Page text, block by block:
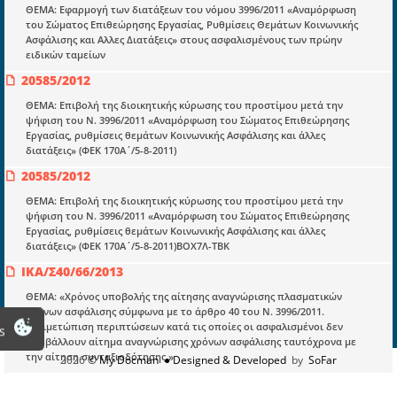
ΘΕΜΑ: Εφαρμογή των διατάξεων του νόμου 3996/2011 «Αναμόρφωση
του Σώματος Επιθεώρησης Εργασίας, Ρυθμίσεις Θεμάτων Κοινωνικής
Ασφάλισης και Αλλες Διατάξεις» στους ασφαλισμένους των πρώην
ειδικών ταμείων
20585/2012
ΘΕΜΑ: Επιβολή της διοικητικής κύρωσης του προστίμου μετά την
ψήφιση του Ν. 3996/2011 «Αναμόρφωση του Σώματος Επιθεώρησης
Εργασίας, ρυθμίσεις θεμάτων Κοινωνικής Ασφάλισης και άλλες
διατάξεις» (ΦΕΚ 170Α΄/5-8-2011)
20585/2012
ΘΕΜΑ: Επιβολή της διοικητικής κύρωσης του προστίμου μετά την
ψήφιση του Ν. 3996/2011 «Αναμόρφωση του Σώματος Επιθεώρησης
Εργασίας, ρυθμίσεις θεμάτων Κοινωνικής Ασφάλισης και άλλες
διατάξεις» (ΦΕΚ 170Α΄/5-8-2011)ΒΟΧ7Λ-ΤΒΚ
ΙΚΑ/Σ40/66/2013
ΘΕΜΑ: «Χρόνος υποβολής της αίτησης αναγνώρισης πλασματικών
χρόνων ασφάλισης σύμφωνα με το άρθρο 40 του Ν. 3996/2011.
Αντιμετώπιση περιπτώσεων κατά τις οποίες οι ασφαλισμένοι δεν
υποβάλλουν αίτημα αναγνώρισης χρόνων ασφάλισης ταυτόχρονα με
την αίτηση συνταξιοδότησης.»
Νόμοι και προεδρικά διατάγματα
Υπουργικές αποφάσεις
Πληροφορίες
Είσοδος
Εγγραφή
Οδηγίες Εγγραφής
Βοηθός Αναζήτησης
2026© My Docman● Designed & Developed by SoFar